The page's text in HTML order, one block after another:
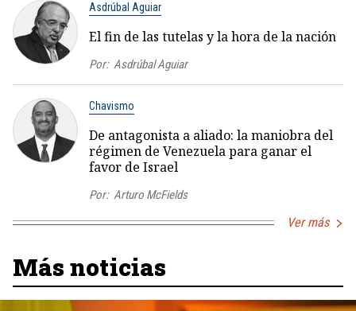
Asdrúbal Aguiar
El fin de las tutelas y la hora de la nación
Por: Asdrúbal Aguiar
Chavismo
De antagonista a aliado: la maniobra del
régimen de Venezuela para ganar el
favor de Israel
Por: Arturo McFields
Ver más
Más noticias